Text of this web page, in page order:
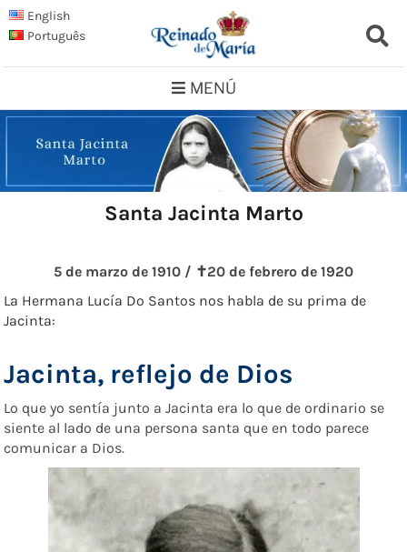
Saltar
al
contenido
English
Português
MENÚ
Santa Jacinta Marto
5 de marzo de 1910 / ✝︎20 de febrero de 1920
La Hermana Lucía Do Santos nos habla de su prima de
Jacinta:
Jacinta, reflejo de Dios
Lo que yo sentía junto a Jacinta era lo que de ordinario se
siente al lado de una persona santa que en todo parece
comunicar a Dios.